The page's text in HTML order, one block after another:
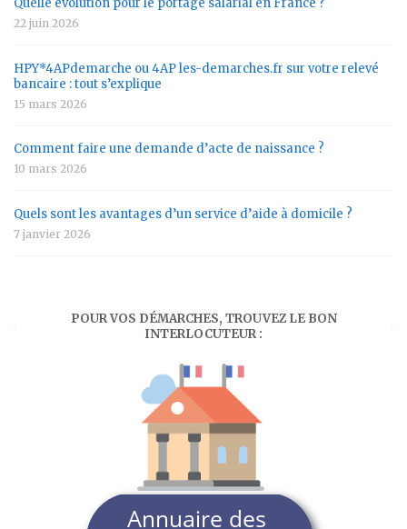
Quelle évolution pour le portage salarial en France ?
22 juin 2026
HPY*4APdemarche ou 4AP les-demarches.fr sur votre relevé
bancaire : tout s’explique
15 mars 2026
Comment faire une demande d’acte de naissance ?
10 mars 2026
Quels sont les avantages d’un service d’aide à domicile ?
7 janvier 2026
POUR VOS DÉMARCHES, TROUVEZ LE BON
INTERLOCUTEUR :